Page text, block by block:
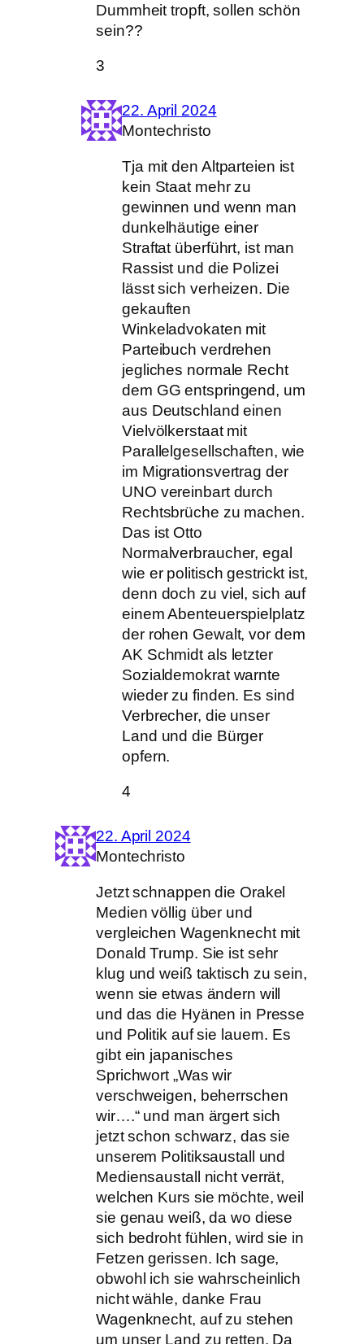
Dummheit tropft, sollen schön
sein??
3
22. April 2024
Montechristo
Tja mit den Altparteien ist
kein Staat mehr zu
gewinnen und wenn man
dunkelhäutige einer
Straftat überführt, ist man
Rassist und die Polizei
lässt sich verheizen. Die
gekauften
Winkeladvokaten mit
Parteibuch verdrehen
jegliches normale Recht
dem GG entspringend, um
aus Deutschland einen
Vielvölkerstaat mit
Parallelgesellschaften, wie
im Migrationsvertrag der
UNO vereinbart durch
Rechtsbrüche zu machen.
Das ist Otto
Normalverbraucher, egal
wie er politisch gestrickt ist,
denn doch zu viel, sich auf
einem Abenteuerspielplatz
der rohen Gewalt, vor dem
AK Schmidt als letzter
Sozialdemokrat warnte
wieder zu finden. Es sind
Verbrecher, die unser
Land und die Bürger
opfern.
4
22. April 2024
Montechristo
Jetzt schnappen die Orakel
Medien völlig über und
vergleichen Wagenknecht mit
Donald Trump. Sie ist sehr
klug und weiß taktisch zu sein,
wenn sie etwas ändern will
und das die Hyänen in Presse
und Politik auf sie lauern. Es
gibt ein japanisches
Sprichwort „Was wir
verschweigen, beherrschen
wir….“ und man ärgert sich
jetzt schon schwarz, das sie
unserem Politiksaustall und
Mediensaustall nicht verrät,
welchen Kurs sie möchte, weil
sie genau weiß, da wo diese
sich bedroht fühlen, wird sie in
Fetzen gerissen. Ich sage,
obwohl ich sie wahrscheinlich
nicht wähle, danke Frau
Wagenknecht, auf zu stehen
um unser Land zu retten. Da